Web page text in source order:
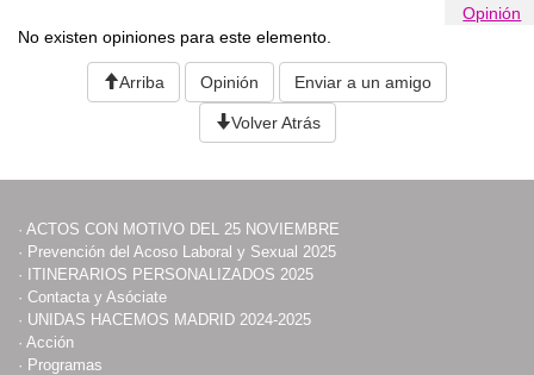
Opinión
No existen opiniones para este elemento.
Arriba Opinión Enviar a un amigo
Volver Atrás
· ACTOS CON MOTIVO DEL 25 NOVIEMBRE
· Prevención del Acoso Laboral y Sexual 2025
· ITINERARIOS PERSONALIZADOS 2025
· Contacta y Asóciate
· UNIDAS HACEMOS MADRID 2024-2025
· Acción
· Programas